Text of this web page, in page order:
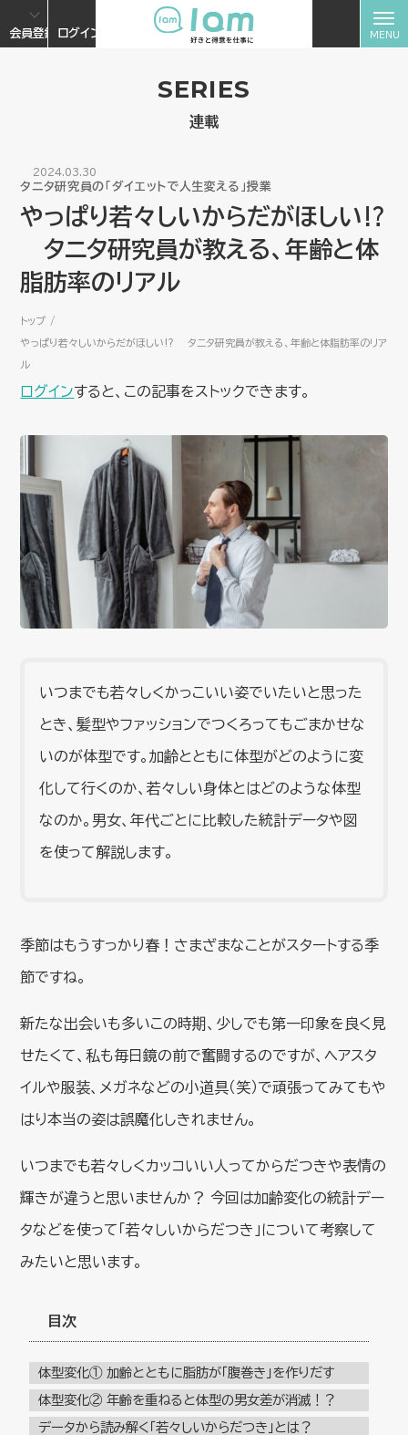
会員登録 ログイン
SERIES
連載
2024.03.30
タニタ研究員の「ダイエットで人生変える」授業
やっぱり若々しいからだがほしい⁉︎
タニタ研究員が教える、年齢と体
脂肪率のリアル
トップ
やっぱり若々しいからだがほしい⁉︎ タニタ研究員が教える、年齢と体脂肪率のリア
ル
ログインすると、この記事をストックできます。
いつまでも若々しくかっこいい姿でいたいと思った
とき、髪型やファッションでつくろってもごまかせな
いのが体型です。加齢とともに体型がどのように変
化して行くのか、若々しい身体とはどのような体型
なのか。男女、年代ごとに比較した統計データや図
を使って解説します。
季節はもうすっかり春！さまざまなことがスタートする季
節ですね。
新たな出会いも多いこの時期、少しでも第一印象を良く見
せたくて、私も毎日鏡の前で奮闘するのですが、ヘアスタ
イルや服装、メガネなどの小道具（笑）で頑張ってみてもや
はり本当の姿は誤魔化しきれません。
いつまでも若々しくカッコいい人ってからだつきや表情の
輝きが違うと思いませんか？ 今回は加齢変化の統計デー
タなどを使って「若々しいからだつき」について考察して
みたいと思います。
目次
体型変化① 加齢とともに脂肪が「腹巻き」を作りだす
体型変化② 年齢を重ねると体型の男女差が消滅！？
データから読み解く「若々しいからだつき」とは？